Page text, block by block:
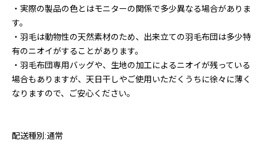
・実際の製品の色とはモニターの関係で多少異なる場合がありま
す。
・羽毛は動物性の天然素材のため、出来立ての羽毛布団は多少特
有のニオイがすることがあります。
・羽毛布団専用バッグや、生地の加工によるニオイが残っている
場合もありますが、天日干しやご使用いただくうちに徐々に薄く
なりますので、ご安心ください。
配送種別:通常